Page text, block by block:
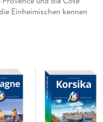
Einheimischen kennen